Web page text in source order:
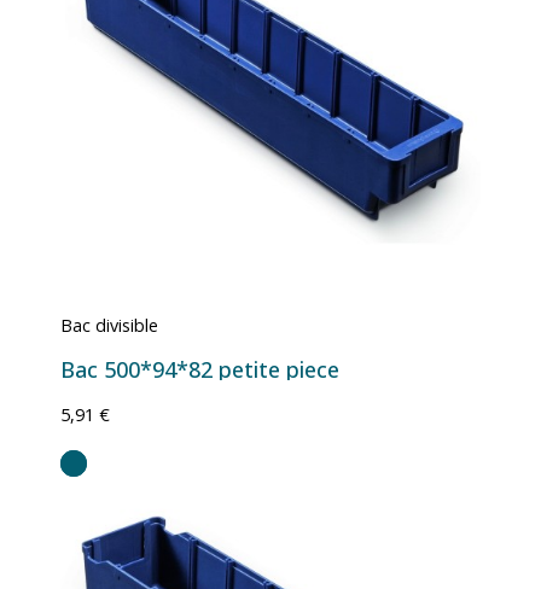
Bac divisible
Bac 500*94*82 petite piece
5,91 €